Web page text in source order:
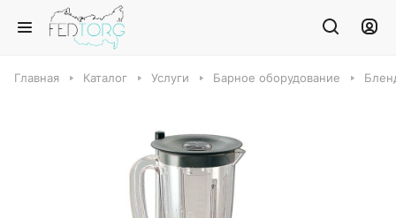
Главная Каталог Услуги Барное оборудование